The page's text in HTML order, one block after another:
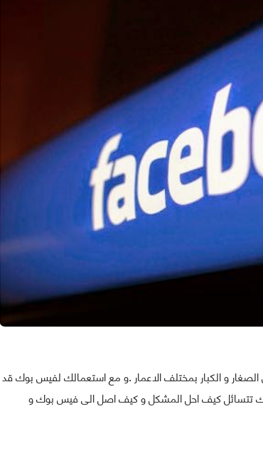
و الكبار بمختلف الاعمار .و مع استعمالك لفيس بوك قد
تتسائل كيف احل المشكل و كيف اصل الى فيس بوك و